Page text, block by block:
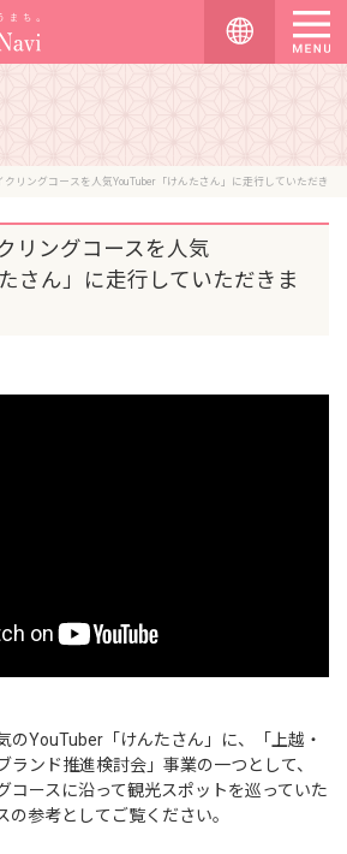
リングコースを人気YouTuber「けんたさん」に走行していただきました。
リングコースを人気
さん」に走行していただきま
のYouTuber「けんたさん」に、「上越・
ランド推進検討会」事業の一つとして、
コースに沿って観光スポットを巡っていた
の参考としてご覧ください。